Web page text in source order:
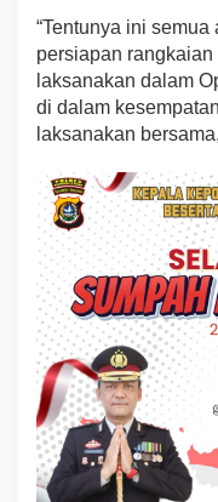
“Tentunya ini
persiapan
laksanakan dalam
di dalam
laksanakan